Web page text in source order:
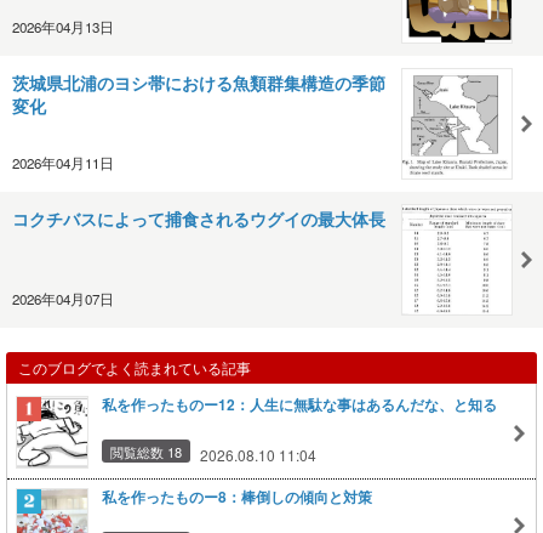
2026年04月13日
茨城県北浦のヨシ帯における魚類群集構造の季節
変化
2026年04月11日
コクチバスによって捕食されるウグイの最大体長
2026年04月07日
このブログでよく読まれている記事
私を作ったものー12：人生に無駄な事はあるんだな、と知る
閲覧総数 18 2026.08.10 11:04
私を作ったものー8：棒倒しの傾向と対策